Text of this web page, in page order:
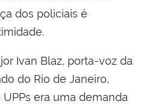
dos policiais é
Ivan Blaz, porta-voz da
do Rio de Janeiro,
era uma demanda